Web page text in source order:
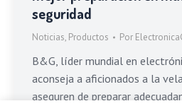
seguridad
Noticias, Productos Por
B&G, líder mundial en
aconseja a aficionados a la
aseguren de preparar